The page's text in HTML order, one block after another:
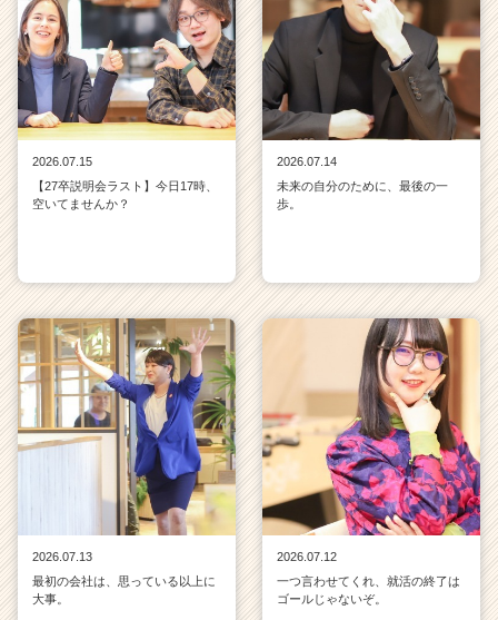
2026.07.15
【27卒説明会ラスト】今日17時、
空いてませんか？
2026.07.14
未来の自分のために、最後の一
歩。
2026.07.13
最初の会社は、思っている以上に
大事。
2026.07.12
一つ言わせてくれ、就活の終了は
ゴールじゃないぞ。